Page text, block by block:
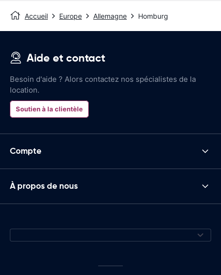
Accueil Europe Allemagne Homburg
Aide et contact
Besoin d'aide ? Alors contactez nos spécialistes de la
location.
Soutien à la clientèle
Compte
À propos de nous